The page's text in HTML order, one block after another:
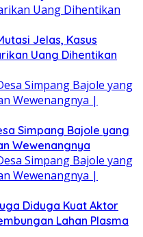
Jelas, Kasus
Uang Dihentikan
Simpang Bajole yang
Wewenangnya
Diduga Kuat Aktor
Lahan Plasma